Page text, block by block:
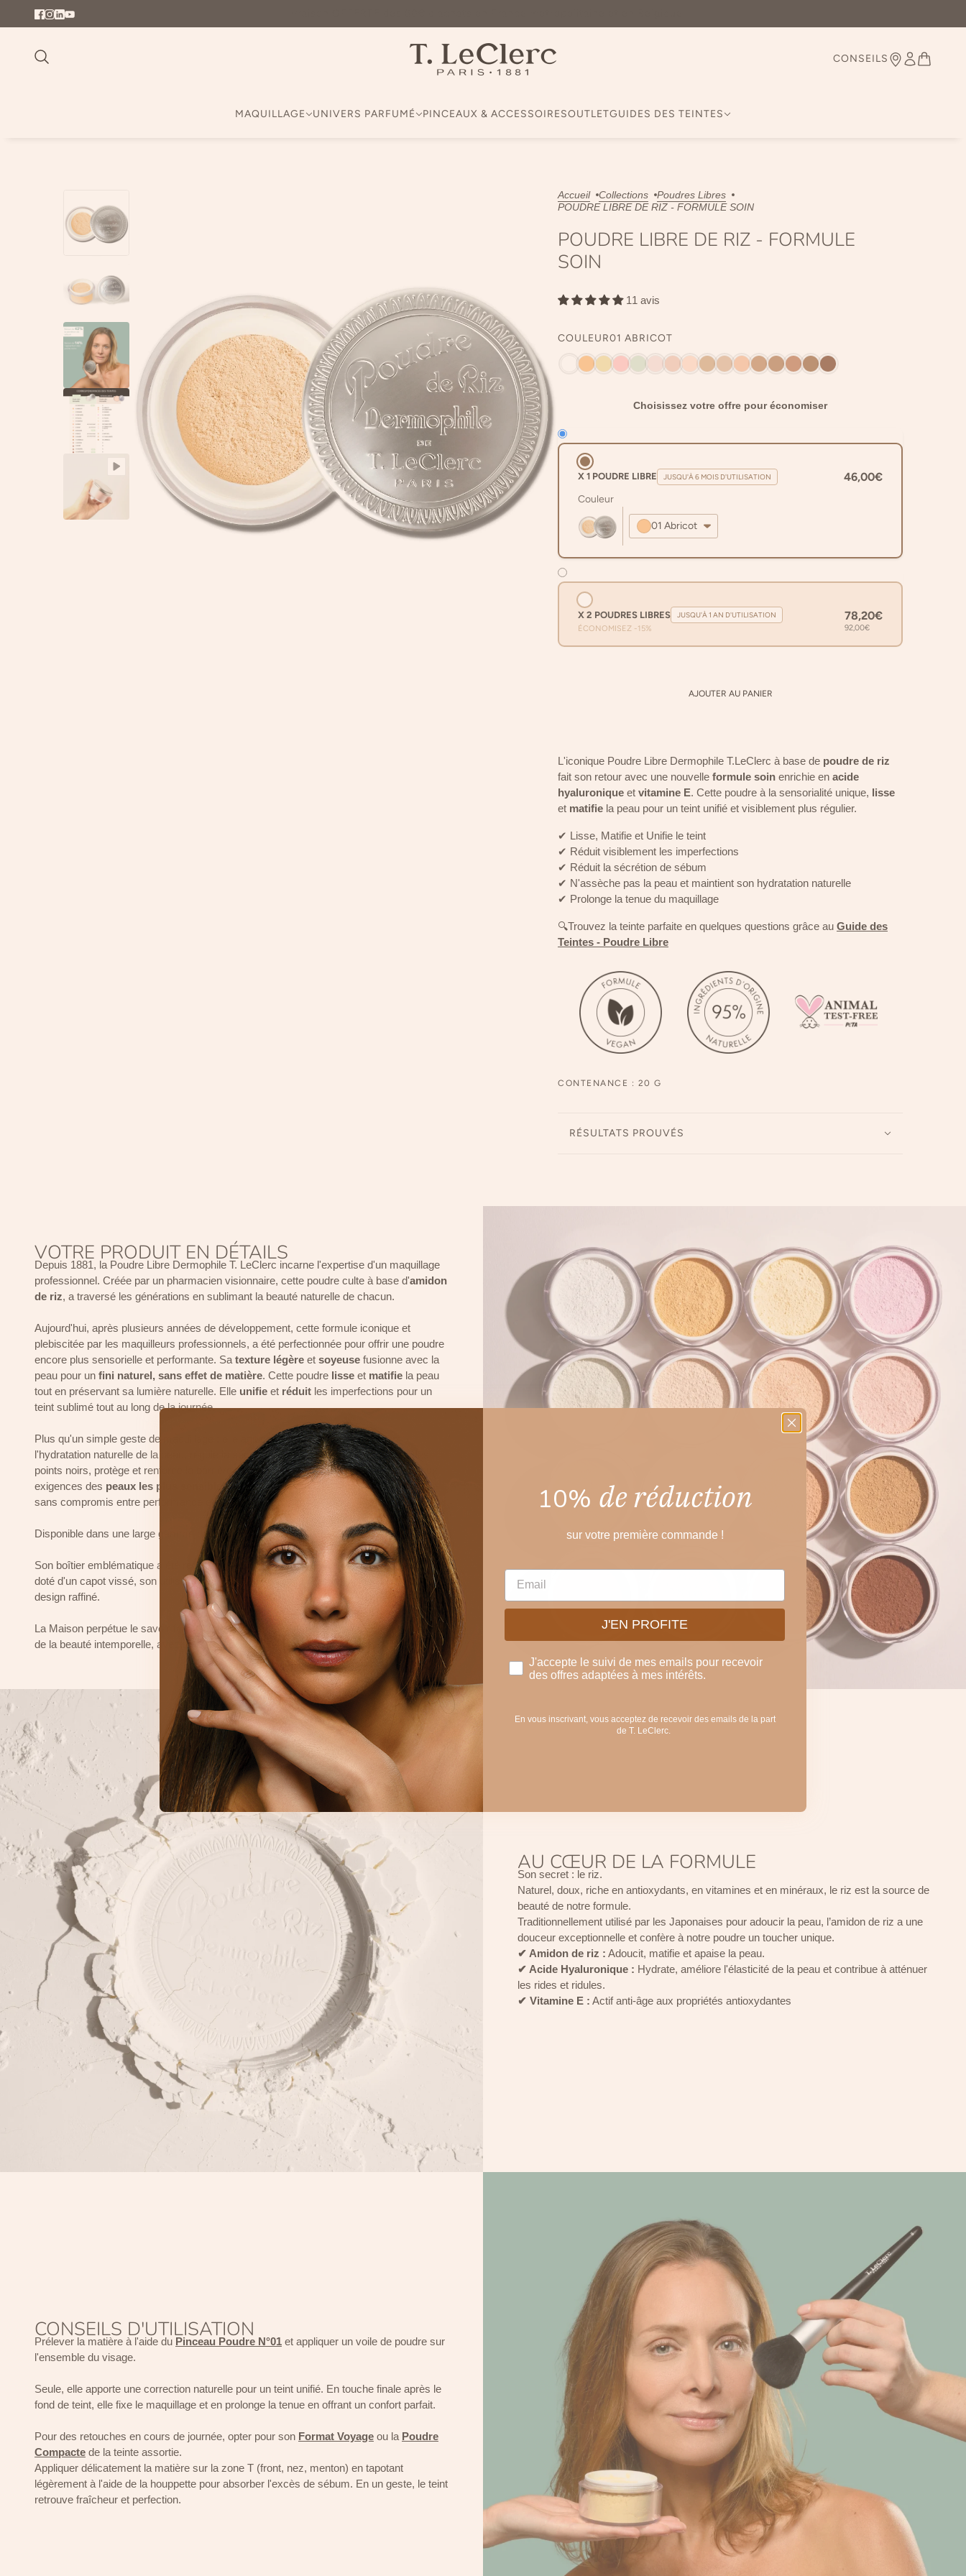
MAQUILLAGE UNIVERS PARFUMÉ PINCEAUX & ACCESSOIRESOUTLETGUIDES DES TEINTES
CONSEILS
Accueil Collections
Poudres Libres
POUDRE LIBRE DE RIZ - FORMULE SOIN
POUDRE LIBRE DE RIZ - FORMULE
SOIN
11 avis
COULEUR01 ABRICOT
Choisissez votre offre pour économiser
X 1 POUDRE LIBRE JUSQU'À 6 MOIS D'UTILISATION 46,00€
Couleur
01 Abricot
X 2 POUDRES LIBRES
JUSQU'À 1 AN D'UTILISATION
ÉCONOMISEZ -15%
78,20€
92,00€
AJOUTER AU PANIER
L'iconique Poudre Libre Dermophile T.LeClerc à base de poudre de riz
fait son retour avec une nouvelle formule soin enrichie en acide
hyaluronique et vitamine E. Cette poudre à la sensorialité unique, lisse
et matifie la peau pour un teint unifié et visiblement plus régulier.
✔ Lisse, Matifie et Unifie le teint
✔ Réduit visiblement les imperfections
✔ Réduit la sécrétion de sébum
✔ N'assèche pas la peau et maintient son hydratation naturelle
✔ Prolonge la tenue du maquillage
🔍Trouvez la teinte parfaite en quelques questions grâce au Guide des
Teintes - Poudre Libre
CONTENANCE : 20 G
RÉSULTATS PROUVÉS
VOTRE PRODUIT EN DÉTAILS
Depuis 1881, la Poudre Libre Dermophile T. LeClerc incarne l'expertise d'un maquillage
professionnel. Créée par un pharmacien visionnaire, cette poudre culte à base d'amidon
de riz, a traversé les générations en sublimant la beauté naturelle de chacun.
Aujourd'hui, après plusieurs années de développement, cette formule iconique et
plebiscitée par les maquilleurs professionnels, a été perfectionnée pour offrir une poudre
encore plus sensorielle et performante. Sa texture légère et soyeuse fusionne avec la
peau pour un fini naturel, sans effet de matière. Cette poudre lisse et matifie la peau
tout en préservant sa lumière naturelle. Elle unifie et réduit les imperfections pour un
teint sublimé tout au long de la journée.
Plus qu'un simple geste de maquillage : elle agit comme un soin. Elle maintient
l'hydratation naturelle de la peau, régule la sécrétion de sébum, réduit l'apparition des
points noirs, protège et renforce la barrière hydrolipidique. Formulée pour répondre aux
exigences des peaux les plus sensibles, cette poudrenaturelle et veganest conçue
sans compromis entre performance et confort.
Disponible dans une large gamme de teintes, elle s'adapte à toutes les carnations.
Son boîtier emblématique a été repensé pour conjuguer élégance et praticité. Désormais
doté d'un capot vissé, son utilisation est facilitée tout en conservant l'héritage de son
design raffiné.
La Maison perpétue le savoir-faire français de son fondateur et continue d'écrire l'histoire
de la beauté intemporelle, avec une poudre libre plus innovante que jamais.
AU CŒUR DE LA FORMULE
Son secret : le riz.
Naturel, doux, riche en antioxydants, en vitamines et en minéraux, le riz est la source de
beauté de notre formule.
Traditionnellement utilisé par les Japonaises pour adoucir la peau, l’amidon de riz a une
douceur exceptionnelle et confère à notre poudre un toucher unique.
✔ Amidon de riz : Adoucit, matifie et apaise la peau.
✔ Acide Hyaluronique : Hydrate, améliore l'élasticité de la peau et contribue à atténuer
les rides et ridules.
✔ Vitamine E : Actif anti-âge aux propriétés antioxydantes
CONSEILS D'UTILISATION
Prélever la matière à l'aide du Pinceau Poudre N°01 et appliquer un voile de poudre sur
l'ensemble du visage.
Seule, elle apporte une correction naturelle pour un teint unifié. En touche finale après le
fond de teint, elle fixe le maquillage et en prolonge la tenue en offrant un confort parfait.
Pour des retouches en cours de journée, opter pour son Format Voyage ou la Poudre
Compacte de la teinte assortie.
Appliquer délicatement la matière sur la zone T (front, nez, menton) en tapotant
légèrement à l'aide de la houppette pour absorber l'excès de sébum. En un geste, le teint
retrouve fraîcheur et perfection.
10% de réduction
sur votre première commande !
EMAIL
J'EN PROFITE
J'accepte le suivi de mes emails pour recevoir
des offres adaptées à mes intérêts.
En vous inscrivant, vous acceptez de recevoir des emails de la part
de T. LeClerc.